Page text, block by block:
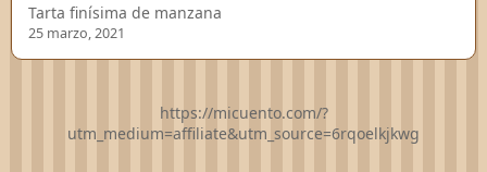
Tarta finísima de manzana
25 marzo, 2021
https://micuento.com/?
utm_medium=affiliate&utm_source=6rqoelkjkwg